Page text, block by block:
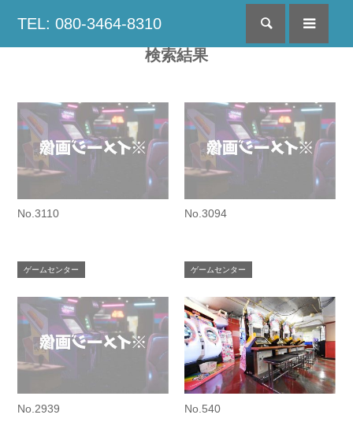
TEL: 080-3464-8310 検索
検索結果
No.3110
ゲームセンター
No.3094
ゲームセンター
No.2939 No.540